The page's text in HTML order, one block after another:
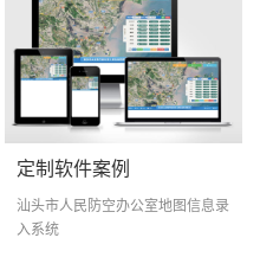
定制软件案例
汕头市人民防空办公室地图信息录
入系统